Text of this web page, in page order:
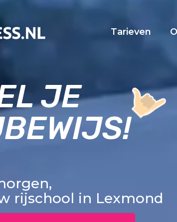
Tarieven
JE
rijschool in Lexmond